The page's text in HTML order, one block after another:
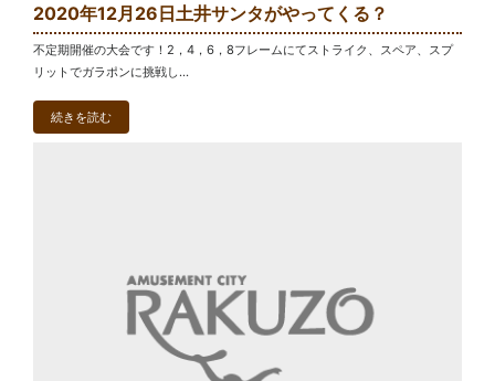
2020年12月26日土井サンタがやってくる？
不定期開催の大会です！2，4，6，8フレームにてストライク、スペア、スプ
リットでガラポンに挑戦し...
続きを読む